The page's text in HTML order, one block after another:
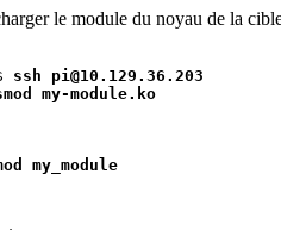
le module du noyau de la
ssh pi@10.129.36.203
my-module.ko
my_module